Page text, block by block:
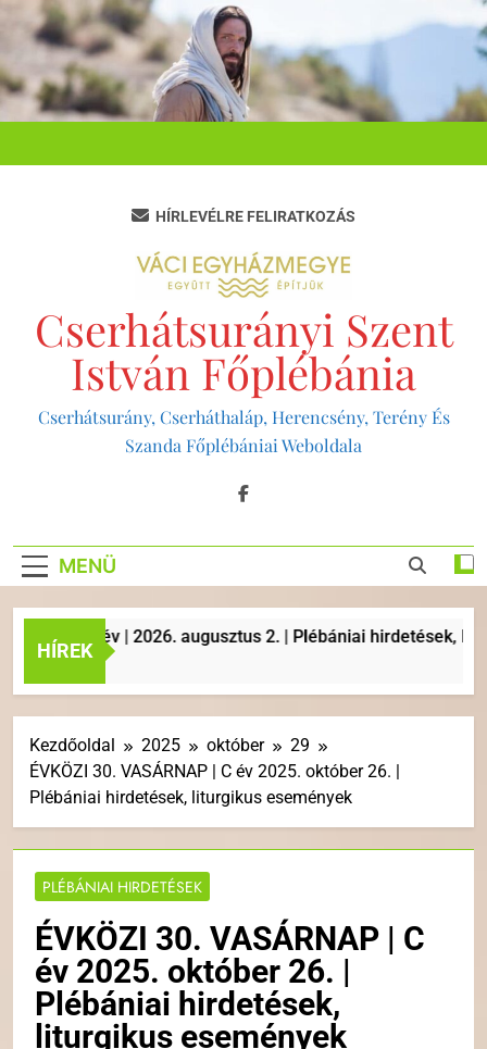
Ugrás
tartalomra
Cserhátsurányi Szent
István Főplébánia
Cserhátsurány, Cserháthaláp, Herencsény, Terény És
Szanda Főplébániai Weboldala
HÍRLEVÉLRE FELIRATKOZÁS
MENÜ
HÍREK
| A év | 2026. augusztus 2. | Plébániai hirdetések, liturgikus
Kezdőoldal 2025 október
29
ÉVKÖZI 30. VASÁRNAP | C év 2025. október 26. |
Plébániai hirdetések, liturgikus események
PLÉBÁNIAI HIRDETÉSEK
ÉVKÖZI 30. VASÁRNAP | C
év 2025. október 26. |
Plébániai hirdetések,
liturgikus események